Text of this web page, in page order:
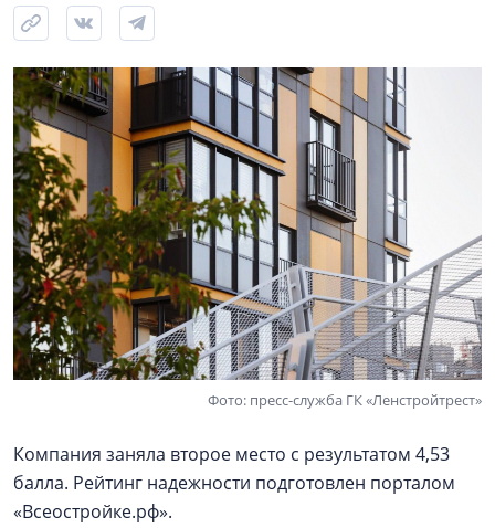
Фото: пресс-служба ГК «Ленстройтрест»
Компания заняла второе место с результатом 4,53
балла. Рейтинг надежности подготовлен порталом
«Всеостройке.рф».